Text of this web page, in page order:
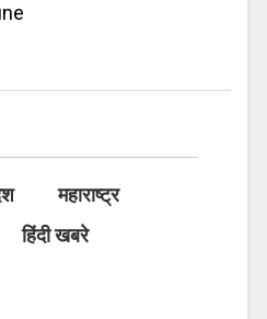
महाराष्ट्र
हिंदी खबरे